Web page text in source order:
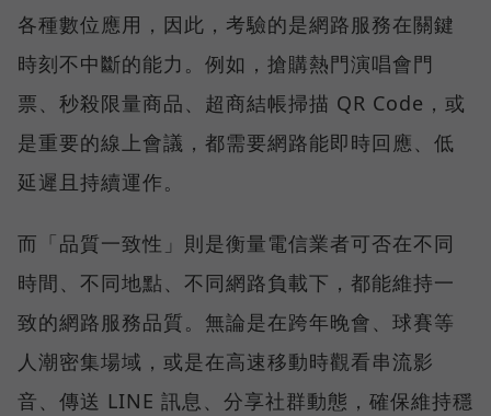
各種數位應用，因此，考驗的是網路服務在關鍵
時刻不中斷的能力。例如，搶購熱門演唱會門
票、秒殺限量商品、超商結帳掃描 QR Code，或
是重要的線上會議，都需要網路能即時回應、低
延遲且持續運作。
而「品質一致性」則是衡量電信業者可否在不同
時間、不同地點、不同網路負載下，都能維持一
致的網路服務品質。無論是在跨年晚會、球賽等
人潮密集場域，或是在高速移動時觀看串流影
音、傳送 LINE 訊息、分享社群動態，確保維持穩